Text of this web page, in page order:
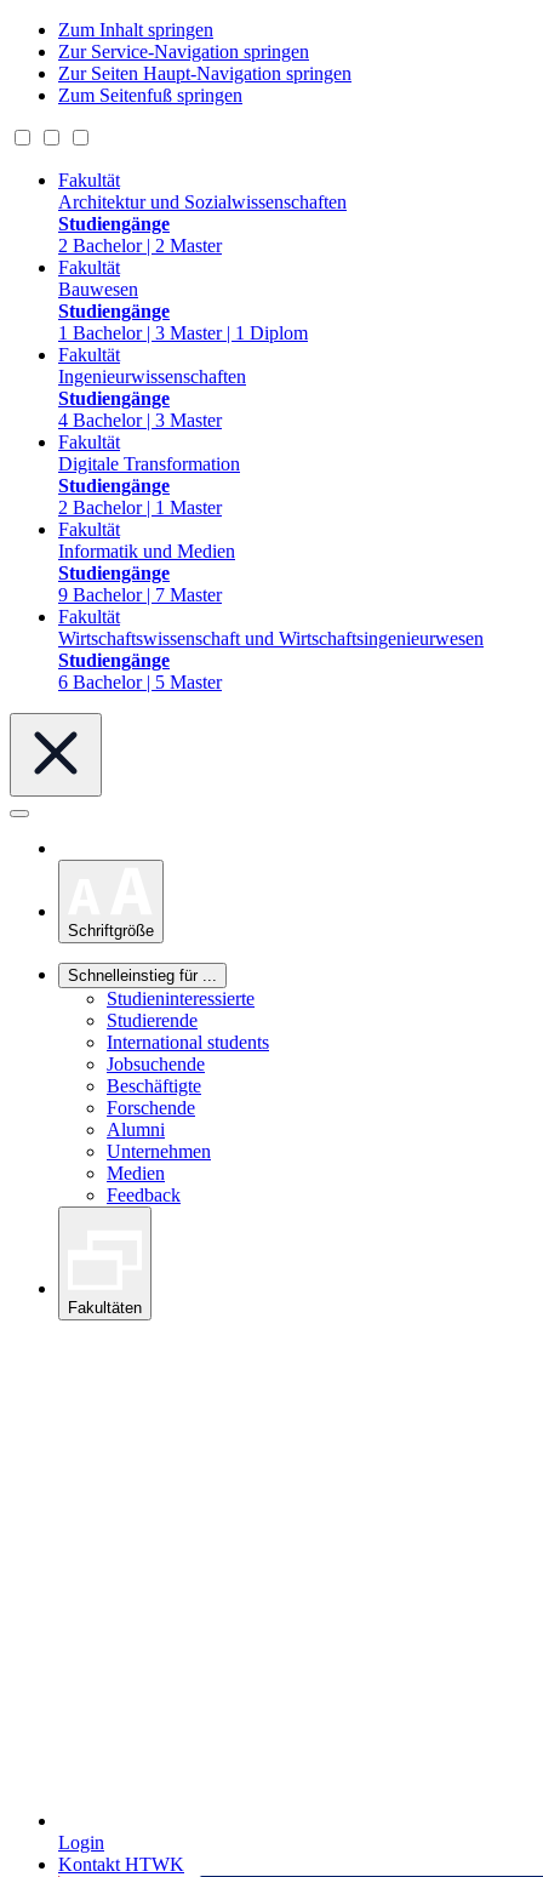
Zum Inhalt springen
Zur Service-Navigation springen
Zur Seiten Haupt-Navigation springen
Zum Seitenfuß springen
Fakultät
Architektur und Sozialwissenschaften
Studiengänge
2 Bachelor | 2 Master
Fakultät
Bauwesen
Studiengänge
1 Bachelor | 3 Master | 1 Diplom
Fakultät
Ingenieurwissenschaften
Studiengänge
4 Bachelor | 3 Master
Fakultät
Digitale Transformation
Studiengänge
2 Bachelor | 1 Master
Fakultät
Informatik und Medien
Studiengänge
9 Bachelor | 7 Master
Fakultät
Wirtschaftswissenschaft und Wirtschaftsingenieurwesen
Studiengänge
6 Bachelor | 5 Master
Schriftgröße
Schnelleinstieg für ...
Studieninteressierte
Studierende
International students
Jobsuchende
Beschäftigte
Forschende
Alumni
Unternehmen
Medien
Feedback
Fakultäten
Login
Kontakt HTWK